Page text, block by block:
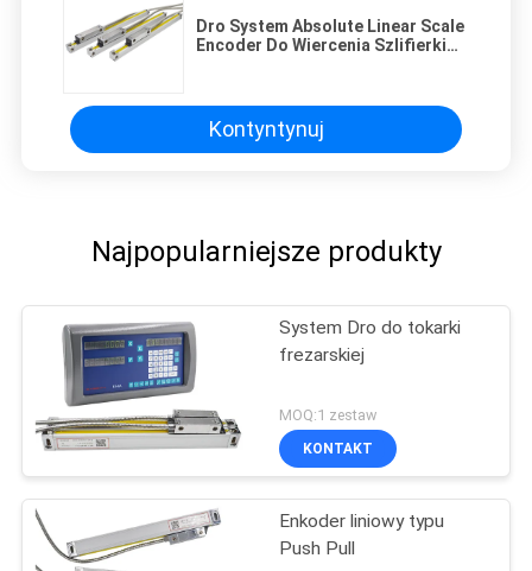
Dro System Absolute Linear Scale
Encoder Do Wiercenia Szlifierki
Kontyntynuj
Najpopularniejsze produkty
System Dro do tokarki
frezarskiej
MOQ:1 zestaw
KONTAKT
Enkoder liniowy typu
Push Pull